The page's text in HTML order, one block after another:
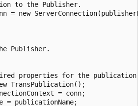
to the Publisher.
= new
Publisher.
properties for the
TransPublication();
= conn;
= publicationName;